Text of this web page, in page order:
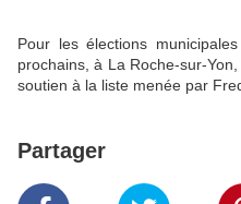
Pour les élections
prochains, à La Roche-sur-
soutien à la liste menée par
Partager